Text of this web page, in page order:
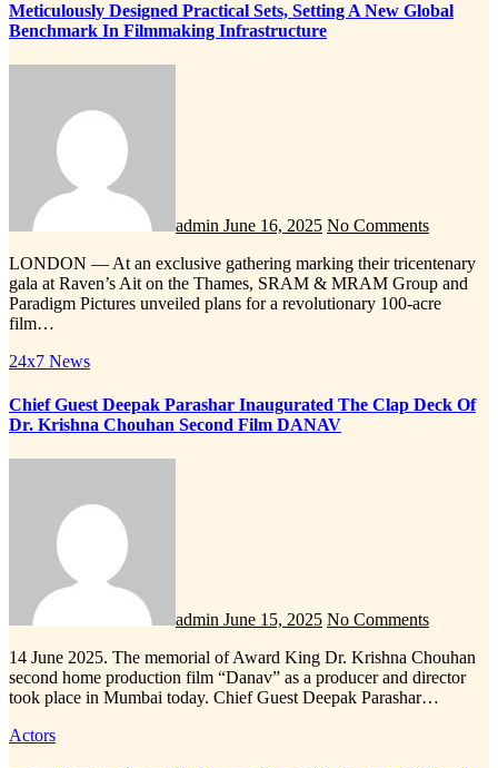
Meticulously Designed Practical Sets, Setting A New Global
Benchmark In Filmmaking Infrastructure
admin June 16, 2025 No Comments
LONDON — At an exclusive gathering marking their tricentenary
gala at Raven’s Ait on the Thames, SRAM & MRAM Group and
Paradigm Pictures unveiled plans for a revolutionary 100-acre
film…
24x7 News
Chief Guest Deepak Parashar Inaugurated The Clap Deck Of
Dr. Krishna Chouhan Second Film DANAV
admin June 15, 2025 No Comments
14 June 2025. The memorial of Award King Dr. Krishna Chouhan
second home production film “Danav” as a producer and director
took place in Mumbai today. Chief Guest Deepak Parashar…
Actors